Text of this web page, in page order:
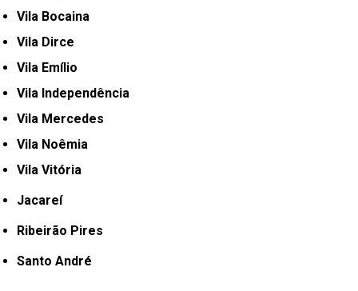
Vila Bocaina
Vila Dirce
Vila Emílio
Vila Independência
Vila Mercedes
Vila Noêmia
Vila Vitória
Jacareí
Ribeirão Pires
Santo André